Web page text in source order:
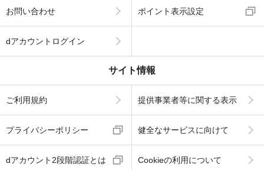
お問い合わせ ポイント表示設定
dアカウントログイン
サイト情報
ご利用規約 提供事業者等に関する表示
プライバシーポリシー 健全なサービスに向けて
dアカウント2段階認証とは Cookieの利用について